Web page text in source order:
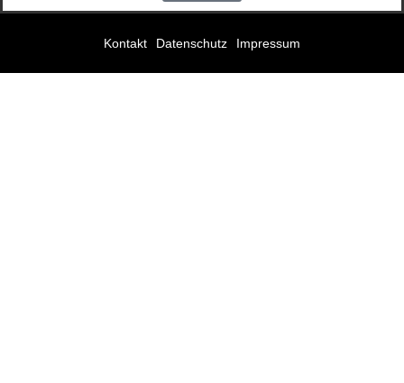
Kontakt Datenschutz Impressum